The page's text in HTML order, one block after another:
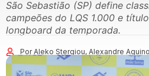
São Sebastião (SP) define
campeões do LQS 1.000 e
longboard da temporada.
Por Aleko Stergiou, Alexandre